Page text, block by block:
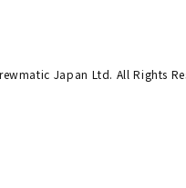
Japan Ltd. All Rights